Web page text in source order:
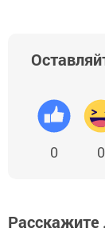
0 0
Расскажите